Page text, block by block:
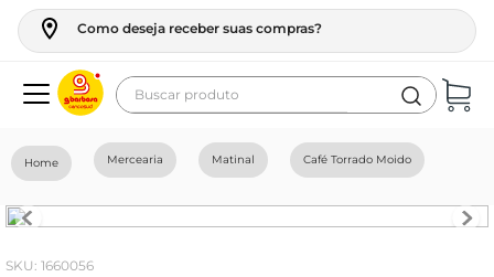
Como deseja receber suas compras?
Buscar produto
Mercearia Matinal Café Torrado Moido
: 1660056
geladeira
fogao